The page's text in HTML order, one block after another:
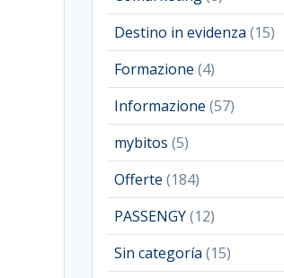
Destino in evidenza (15)
Formazione (4)
Informazione (57)
mybitos (5)
Offerte (184)
PASSENGY(12)
Sin categoría (15)